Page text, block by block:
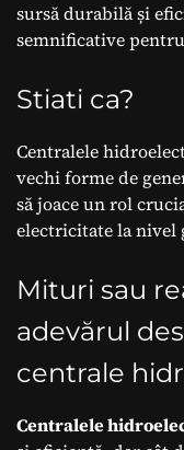
sursă durabilă și
semnificative
Stiati ca?
Centralele
vechi forme de
să joace un rol
electricitate la nivel
Mituri sau
adevărul
centrale
Centralele